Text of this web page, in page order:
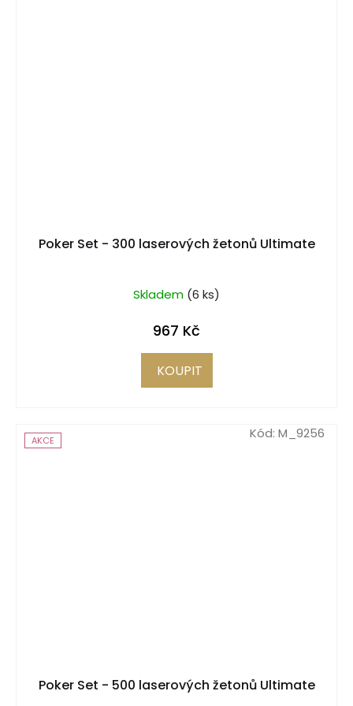
Poker Set - 300 laserových žetonů Ultimate
Skladem (6 ks)
967 Kč
KOUPIT
AKCE
Poker Set - 500 laserových žetonů Ultimate
Kód: M_9256